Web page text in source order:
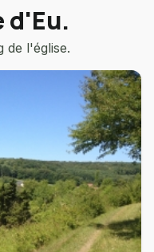
d'Eu.
de l'église.